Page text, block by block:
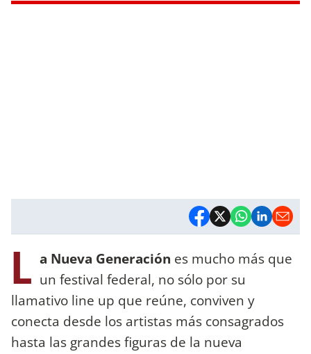
L a Nueva Generación es mucho más que
un festival federal, no sólo por su
llamativo line up que reúne, conviven y
conecta desde los artistas más consagrados
hasta las grandes figuras de la nueva